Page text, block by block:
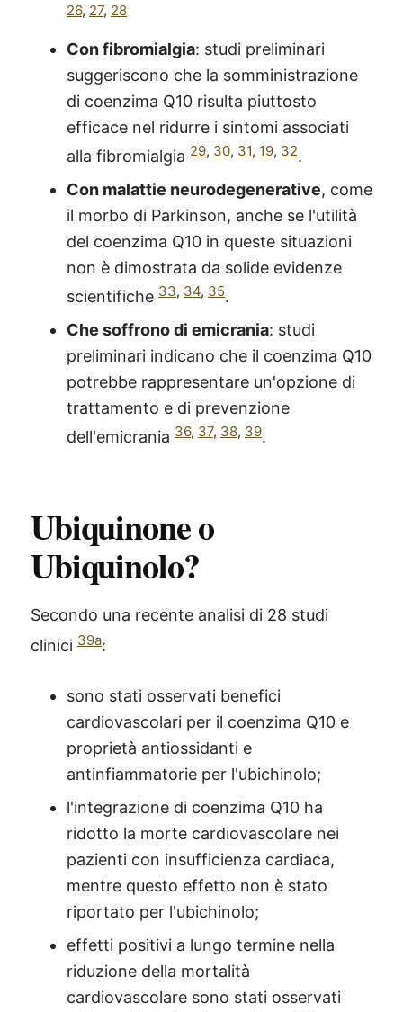
26, 27, 28
Con fibromialgia: studi preliminari
suggeriscono che la somministrazione
di coenzima Q10 risulta piuttosto
efficace nel ridurre i sintomi associati
alla fibromialgia 29, 30, 31, 19, 32.
Con malattie neurodegenerative, come
il morbo di Parkinson, anche se l'utilità
del coenzima Q10 in queste situazioni
non è dimostrata da solide evidenze
scientifiche 33, 34, 35.
Che soffrono di emicrania: studi
preliminari indicano che il coenzima Q10
potrebbe rappresentare un'opzione di
trattamento e di prevenzione
dell'emicrania 36, 37, 38, 39.
Ubiquinone o
Ubiquinolo?
Secondo una recente analisi di 28 studi
clinici 39a:
sono stati osservati benefici
cardiovascolari per il coenzima Q10 e
proprietà antiossidanti e
antinfiammatorie per l'ubichinolo;
l'integrazione di coenzima Q10 ha
ridotto la morte cardiovascolare nei
pazienti con insufficienza cardiaca,
mentre questo effetto non è stato
riportato per l'ubichinolo;
effetti positivi a lungo termine nella
riduzione della mortalità
cardiovascolare sono stati osservati